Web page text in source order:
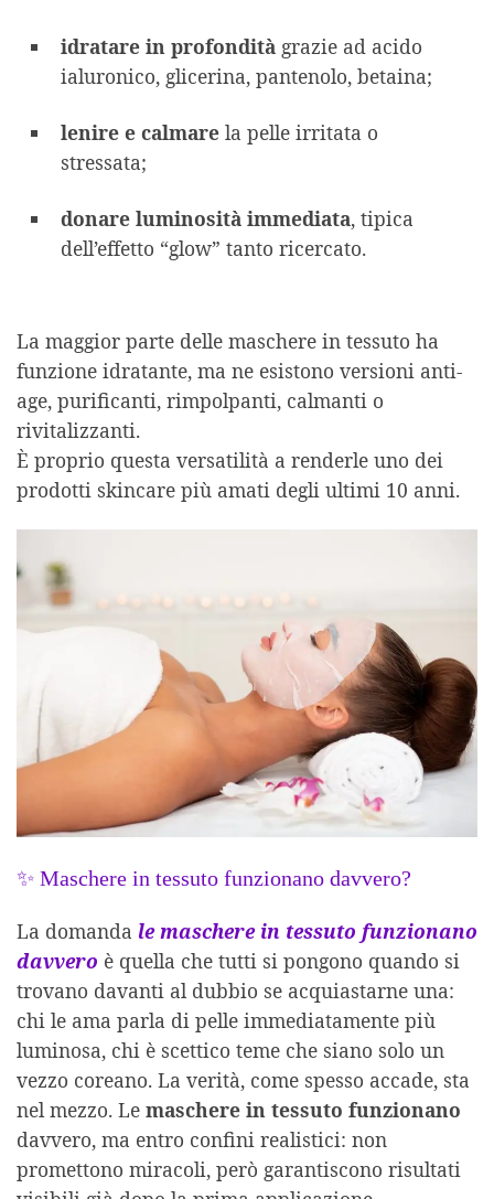
idratare in profondità grazie ad acido
ialuronico, glicerina, pantenolo, betaina;
lenire e calmare la pelle irritata o
stressata;
donare luminosità immediata, tipica
dell’effetto “glow” tanto ricercato.
La maggior parte delle maschere in tessuto ha
funzione idratante, ma ne esistono versioni anti-
age, purificanti, rimpolpanti, calmanti o
rivitalizzanti.
È proprio questa versatilità a renderle uno dei
prodotti skincare più amati degli ultimi 10 anni.
✨ Maschere in tessuto funzionano davvero?
La domanda le maschere in tessuto funzionano
davvero è quella che tutti si pongono quando si
trovano davanti al dubbio se acquiastarne una:
chi le ama parla di pelle immediatamente più
luminosa, chi è scettico teme che siano solo un
vezzo coreano. La verità, come spesso accade, sta
nel mezzo. Le maschere in tessuto funzionano
davvero, ma entro confini realistici: non
promettono miracoli, però garantiscono risultati